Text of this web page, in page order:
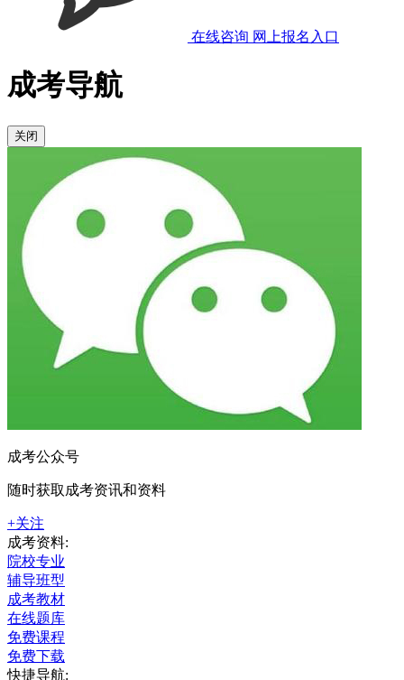
在线咨询 网上报名入口
成考导航
关闭
成考公众号
随时获取成考资讯和资料
+关注
成考资料:
院校专业
辅导班型
成考教材
在线题库
免费课程
免费下载
快捷导航: